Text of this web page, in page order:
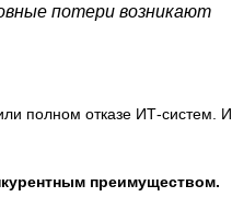
потери возникают
полном отказе ИТ-систем. И
преимуществом.